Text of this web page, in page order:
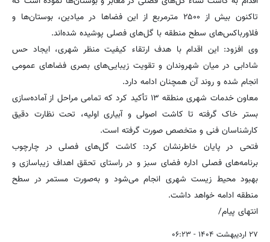
تاکنون بیش از ۲۵۰۰ مترمربع از این فضاها در میادین، بوستان‌ها و
فلاورباکس‌های سطح منطقه با گل‌های فصلی پوشیده شده‌اند.
وی افزود: این اقدام با هدف ارتقاء کیفیت منظر شهری، ایجاد حس
شادابی در میان شهروندان و تقویت زیبایی‌های بصری فضاهای عمومی
انجام شده و روند آن همچنان ادامه دارد.
معاون خدمات شهری منطقه ۱۳ تأکید کرد که تمامی مراحل از آماده‌سازی
بستر خاک گرفته تا کاشت اصولی و آبیاری اولیه، تحت نظارت دقیق
کارشناسان فنی و متخصص صورت گرفته است.
فتحی در پایان خاطرنشان کرد: کاشت گل‌های فصلی در چارچوب
برنامه‌های فصلی اداره فضای سبز و در راستای تحقق اهداف زیباسازی و
بهبود محیط زیست شهری انجام می‌شود و به‌صورت مستمر در سطح
منطقه ادامه خواهد داشت.
انتهای پیام/
۲۷ اردیبهشت ۱۴۰۴ - ۰۶:۲۳